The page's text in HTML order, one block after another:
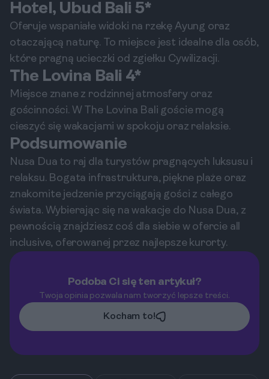
Hotel, Ubud Bali 5*
Oferuje wspaniałe widoki na rzekę Ayung oraz
otaczającą naturę. To miejsce jest idealne dla osób,
które pragną ucieczki od zgiełku Cywilizacji.
The Lovina Bali 4*
Miejsce znane z rodzinnej atmosfery oraz
gościnności. W The Lovina Bali goście mogą
cieszyć się wakacjami w spokoju oraz relaksie.
Podsumowanie
Nusa Dua to raj dla turystów pragnących luksusu i
relaksu. Bogata infrastruktura, piękne plaże oraz
znakomite jedzenie przyciągają gości z całego
świata. Wybierając się na wakacje do Nusa Dua, z
pewnością znajdziesz coś dla siebie w ofercie all
inclusive, oferowanej przez najlepsze kurorty.
Podoba Ci się ten artykuł?
Twoja opinia pozwala nam tworzyć lepsze treści.
Kocham to!